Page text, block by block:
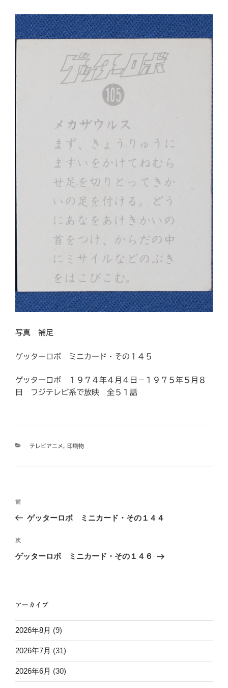
写真 補足
ゲッターロボ ミニカード・その１４５
ゲッターロボ １９７４年４月４日−１９７５年５月８
日 フジテレビ系で放映 全５１話
カ
テレビアニメ 印刷物
投
ビ
ゲ
ン
過
去
投
稿
前
ゲッターロボ ミニカード・その１４４
次
の
次
ゲッターロボ ミニカード・その１４６
アーカイブ
2026年8月 (9)
2026年7月 (31)
2026年6月 (30)